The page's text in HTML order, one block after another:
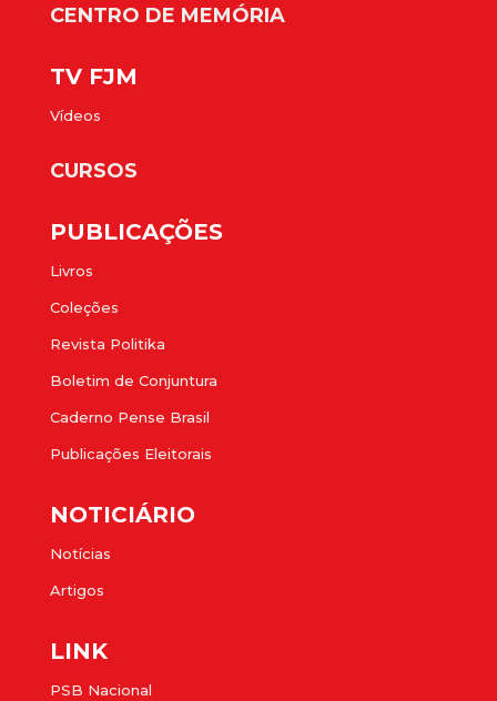
CENTRO DE MEMÓRIA
TV FJM
Vídeos
CURSOS
PUBLICAÇÕES
Livros
Coleções
Revista Politika
Boletim de Conjuntura
Caderno Pense Brasil
Publicações Eleitorais
NOTICIÁRIO
Notícias
Artigos
LINK
PSB Nacional